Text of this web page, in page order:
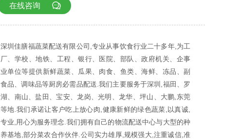
在线咨询 
深圳佳膳福蔬菜配送有限公司,专业从事饮食行业二十多年,为工
厂、学校、地铁、工程、银行、医院、部队、政府机关、企事
业单位等提供新鲜蔬菜、瓜果、肉食、鱼类、海鲜、冻品、副
食品、调味品等厨房必需品配送.我们主要服务于深圳,福田、罗
湖、南山、盐田、宝安、龙岗、光明、龙华、坪山、大鹏,东莞
等地.我们承诺让客户吃上放心肉,健康新鲜的绿色蔬菜,以真诚,
专业,用心为服务理念.我们拥有自己的物流配送中心与大型的种
养基地,部分菜农合作伙伴.公司实力雄厚,规模强大,注重诚信,准